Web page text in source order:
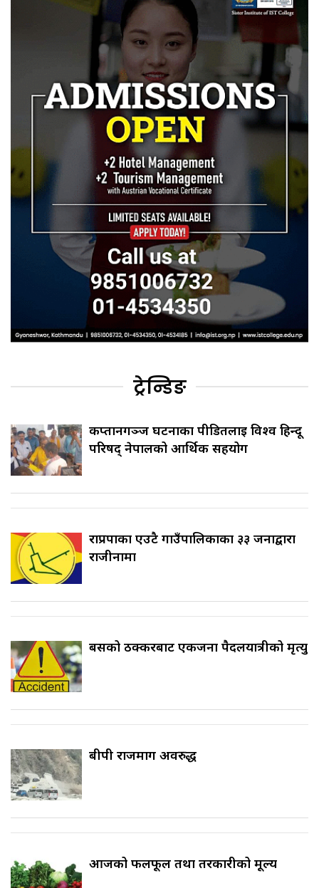
ट्रेन्डिङ
कप्तानगञ्ज घटनाका पीडितलाई विश्व हिन्दू
परिषद् नेपालको आर्थिक सहयोग
राप्रपाका एउटै गाउँपालिकाका ३३ जनाद्वारा
राजीनामा
बसको ठक्करबाट एकजना पैदलयात्रीको मृत्यु
बीपी राजमार्ग अवरुद्ध
आजको फलफूल तथा तरकारीको मूल्य